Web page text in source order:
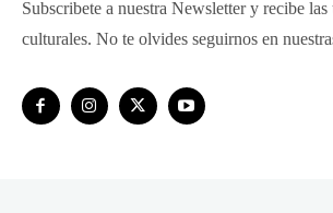
Subscribete a nuestra Newsletter y recibe
culturales. No te olvides seguirnos en